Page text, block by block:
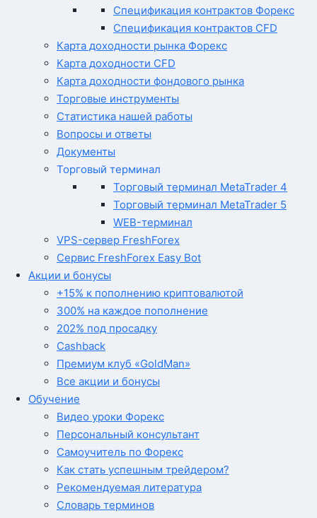
Спецификация контрактов Форекс
Спецификация контрактов CFD
Карта доходности рынка Форекс
Карта доходности CFD
Карта доходности фондового рынка
Торговые инструменты
Статистика нашей работы
Вопросы и ответы
Документы
Торговый терминал
Торговый терминал MetaTrader 4
Торговый терминал MetaTrader 5
WEB-терминал
VPS-сервер FreshForex
Сервис FreshForex Easy Bot
Акции и бонусы
+15% к пополнению криптовалютой
300% на каждое пополнение
202% под просадку
Cashback
Премиум клуб «GoldMan»
Все акции и бонусы
Обучение
Видео уроки Форекс
Персональный консультант
Самоучитель по Форекс
Как стать успешным трейдером?
Рекомендуемая литература
Словарь терминов